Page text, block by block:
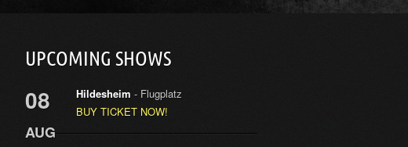
UPCOMING SHOWS
08
AUG
Hildesheim- Flugplatz
BUY TICKET NOW!